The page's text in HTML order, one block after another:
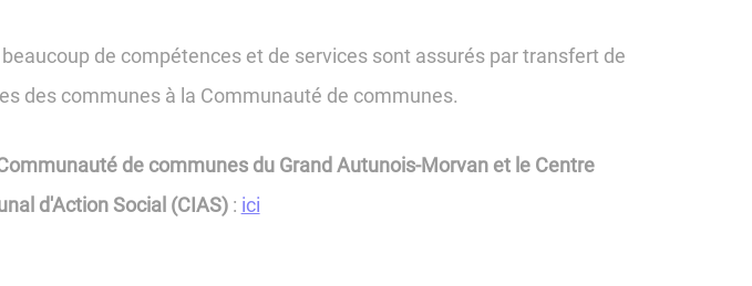
de compétences et de services sont assurés par transfert de
des communes à la Communauté de communes.
de communes du Grand Autunois-Morvan et le Centre
d'Action Social (CIAS) : ici